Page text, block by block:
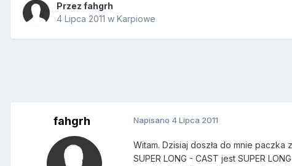
Przez fahgrh
4 Lipca 2011 w Karpiowe
fahgrh Napisano 4 Lipca 2011
Witam. Dzisiaj doszła do mnie paczka
SUPER LONG - CAST jest SUPER